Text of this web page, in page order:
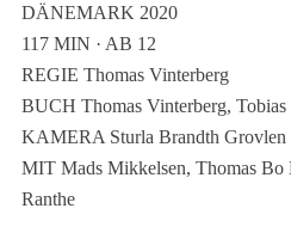
DÄNEMARK 2020
117 MIN · AB 12
REGIE Thomas Vinterberg
BUCH Thomas Vinterberg,
KAMERA Sturla Brandth Grovlen
MIT Mads Mikkelsen, Thomas Bo
Ranthe